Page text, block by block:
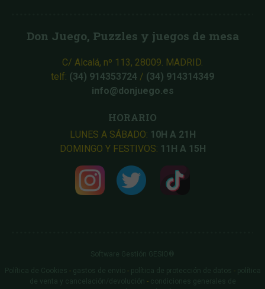
Don Juego, Puzzles y juegos de mesa
C/ Alcalá, nº 113, 28009. MADRID.
telf: (34) 914353724 / (34) 914314349
info@donjuego.es
HORARIO
LUNES A SÁBADO: 10H A 21H
DOMINGO Y FESTIVOS: 11H A 15H
Software Gestión
GESIO®
Política de Cookies
- gastos de envio - política de protección de datos - política
de venta y cancelación/devolución -
condiciones generales de